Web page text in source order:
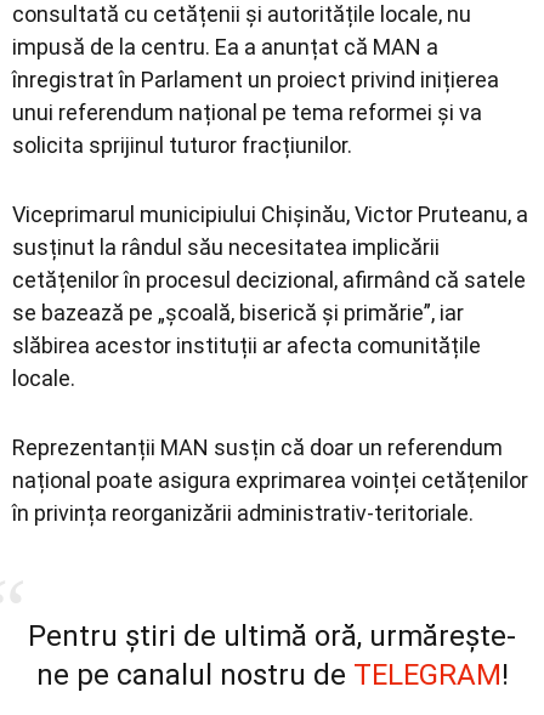
consultată cu cetățenii și autoritățile locale, nu
impusă de la centru. Ea a anunțat că MAN a
înregistrat în Parlament un proiect privind inițierea
unui referendum național pe tema reformei și va
solicita sprijinul tuturor fracțiunilor.
Viceprimarul municipiului Chișinău,Victor Pruteanu, a
susținut la rândul său necesitatea implicării
cetățenilor în procesul decizional, afirmând că satele
se bazează pe „școală, biserică și primărie”, iar
slăbirea acestor instituții ar afecta comunitățile
locale.
Reprezentanții MAN susțin că doar un referendum
național poate asigura exprimarea voinței cetățenilor
în privința reorganizării administrativ-teritoriale.
Pentru știri de ultimă oră, urmărește-
ne pe canalul nostru de TELEGRAM!